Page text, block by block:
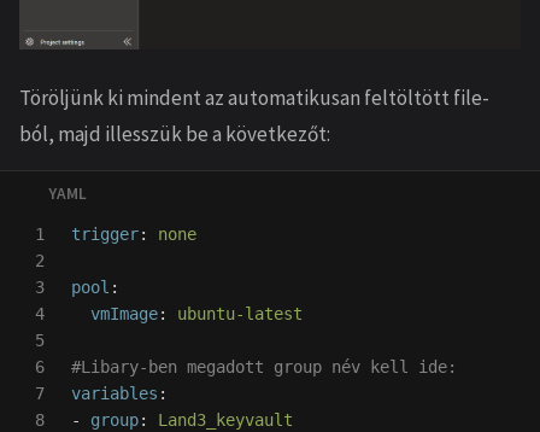
Töröljünk ki mindent az automatikusan feltöltött file-
ból, majd illesszük be a következőt:
1
2
3
4
5
6
7
8
trigger: none
pool :
vmImage: ubuntu-latest
#Libary-ben megadott group név kell ide:
variables :
-
group: Land3_keyvault